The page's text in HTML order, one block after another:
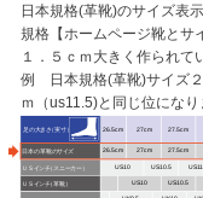
日本規格(革靴)のサイズ表
規格【ホームページ靴と
１．５ｃｍ大きく作られて
例 日本規格(革靴)サイズ
ｍ（us11.5)と同じ位になり